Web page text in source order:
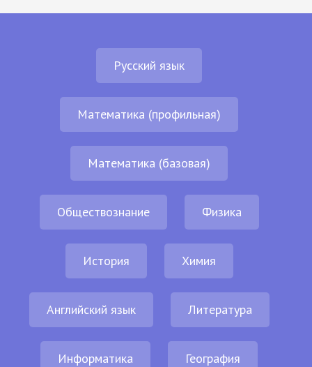
Русский язык
Математика (профильная)
Математика (базовая)
Обществознание Физика
История Химия
Английский язык Литература
Информатика География